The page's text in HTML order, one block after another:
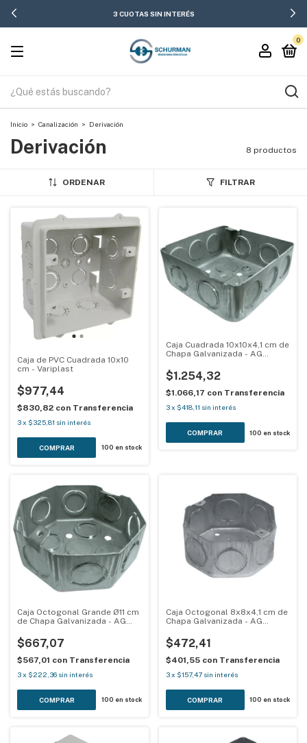
3 CUOTAS SIN INTERÉS
0
Inicio > Canalización > Derivación
Derivación 8 productos
ORDENAR FILTRAR
Caja de PVC Cuadrada 10x10
cm - Variplast
$977,44
$830,82 con Transferencia
3x $325,81 sin interés
100 en stock
Caja Cuadrada 10x10x4,1 cm de
Chapa Galvanizada - AG
$1.254,32
$1.066,17 con Transferencia
3 x $418,11 sin interés
100 en stock
Caja Octogonal Grande Ø11 cm
de Chapa Galvanizada - AG
$667,07
$567,01 con Transferencia
3x $222,36 sin interés
100 en stock
Caja Octogonal 8x8x4,1 cm de
Chapa Galvanizada - AG
$472,41
$401,55 con Transferencia
3 x $157,47 sin interés
100 en stock